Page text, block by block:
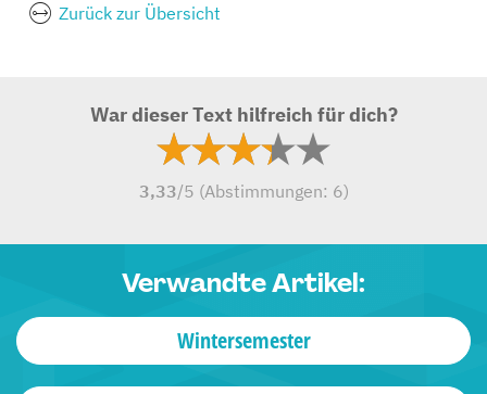
Zurück zur Übersicht
War dieser Text hilfreich für dich?
3,33/5 (Abstimmungen: 6)
Verwandte Artikel:
Wintersemester